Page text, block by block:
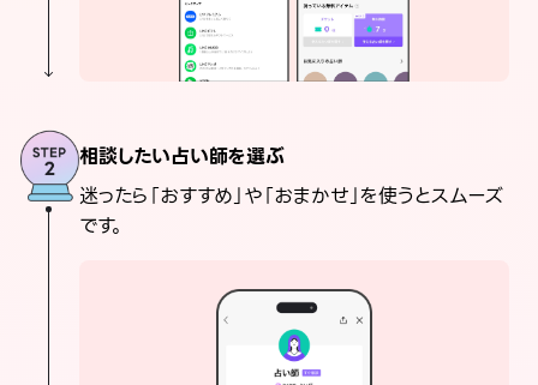
相談したい占い師を選ぶ
迷ったら「おすすめ」や「おまかせ」を使うとスムーズ
です。